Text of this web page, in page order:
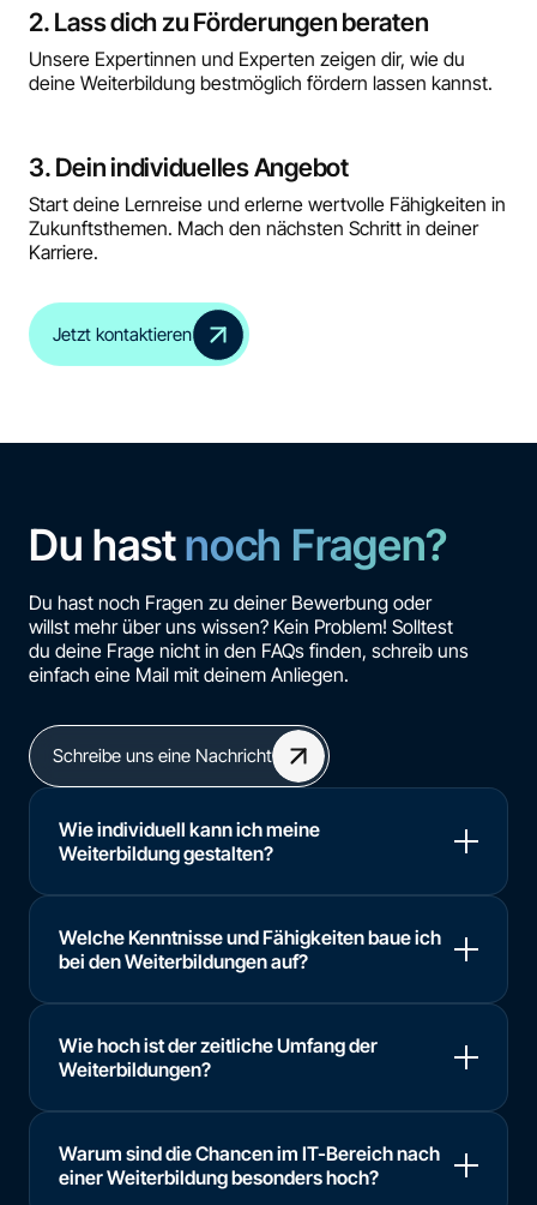
2. Lass dich zu Förderungen beraten
Unsere Expertinnen und Experten zeigen dir, wie du
deine Weiterbildung bestmöglich fördern lassen kannst.
3. Dein individuelles Angebot
Start deine Lernreise und erlerne wertvolle Fähigkeiten in
Zukunftsthemen. Mach den nächsten Schritt in deiner
Karriere.
Jetzt kontaktieren
Du hastnoch Fragen?
Du hast noch Fragen zu deiner Bewerbung oder
willst mehr über uns wissen? Kein Problem! Solltest
du deine Frage nicht in den FAQs finden, schreib uns
einfach eine Mail mit deinem Anliegen.
Schreibe uns eine Nachricht
Wie individuell kann ich meine
Weiterbildung gestalten?
Welche Kenntnisse und Fähigkeiten baue ich
bei den Weiterbildungen auf?
Wie hoch ist der zeitliche Umfang der
Weiterbildungen?
Warum sind die Chancen im IT-Bereich nach
einer Weiterbildung besonders hoch?